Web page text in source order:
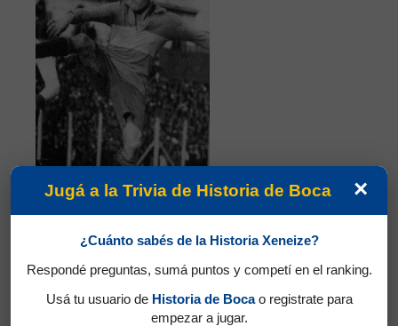
Tarasconi en Amistosos 1928
Cherro, Roberto Eugenio
×
Jugá a la Trivia de Historia de Boca
¿Cuánto sabés de la Historia Xeneize?
Respondé preguntas, sumá puntos y competí en el ranking.
Usá tu usuario de Historia de Bocao registrate para
empezar a jugar.